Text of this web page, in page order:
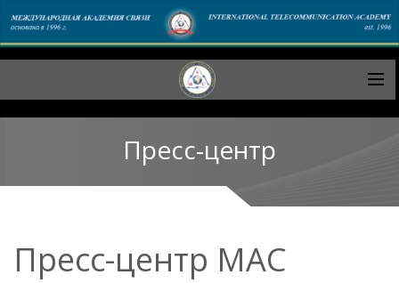
Пресс-центр
Пресс-центр МАС